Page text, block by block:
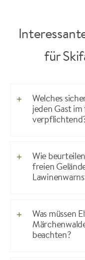
für
Welches
jeden Gast
Wie
freien
Was müssen
beachten?